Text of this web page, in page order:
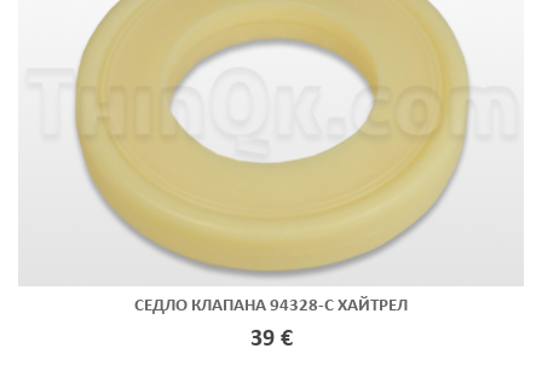
СЕДЛО КЛАПАНА 94328-C ХАЙТРЕЛ
39 €